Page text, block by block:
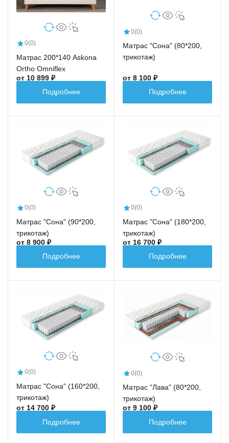
0(0)
Матрас 200*140 Askona
Ortho Omniflex
от 10 899 ₽
Подробнее
0(0)
Матрас "Сона" (80*200,
трикотаж)
от 8 100 ₽
Подробнее
0(0)
Матрас "Сона" (90*200,
трикотаж)
от 8 900 ₽
Подробнее
0(0)
Матрас "Сона" (180*200,
трикотаж)
от 16 700 ₽
Подробнее
0(0)
Матрас "Сона" (160*200,
трикотаж)
от 14 700 ₽
Подробнее
0(0)
Матрас "Лава" (80*200,
трикотаж)
от 9 100 ₽
Подробнее